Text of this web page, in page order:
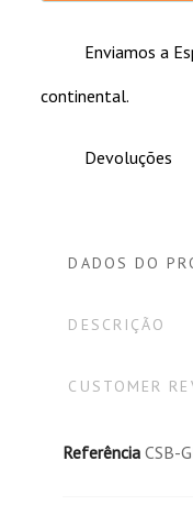
Enviamos a
continental.
Devoluções
DADOS DO
DESCRIÇÃO
CUSTOMER
Referência CSB-